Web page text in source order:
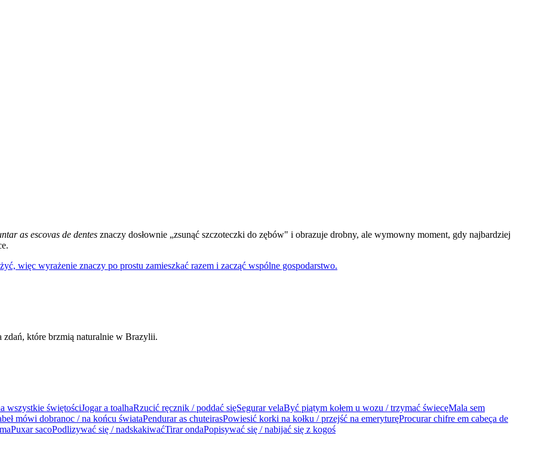
as escovas de dentes znaczy dosłownie „zsunąć szczoteczki do zębów" i obrazuje drobny, ale wymowny moment, gdy najbardziej
więc wyrażenie znaczy po prostu zamieszkać razem i zacząć wspólne gospodarstwo.
które brzmią naturalnie w Brazylii.
wszystkie świętościJogar a toalhaRzucić ręcznik / poddać sięSegurar velaByć piątym kołem u wozu / trzymać świecęMala sem
mówi dobranoc / na końcu świataPendurar as chuteirasPowiesić korki na kołku / przejść na emeryturęProcurar chifre em cabeça de
Puxar sacoPodlizywać się / nadskakiwaćTirar ondaPopisywać się / nabijać się z kogoś